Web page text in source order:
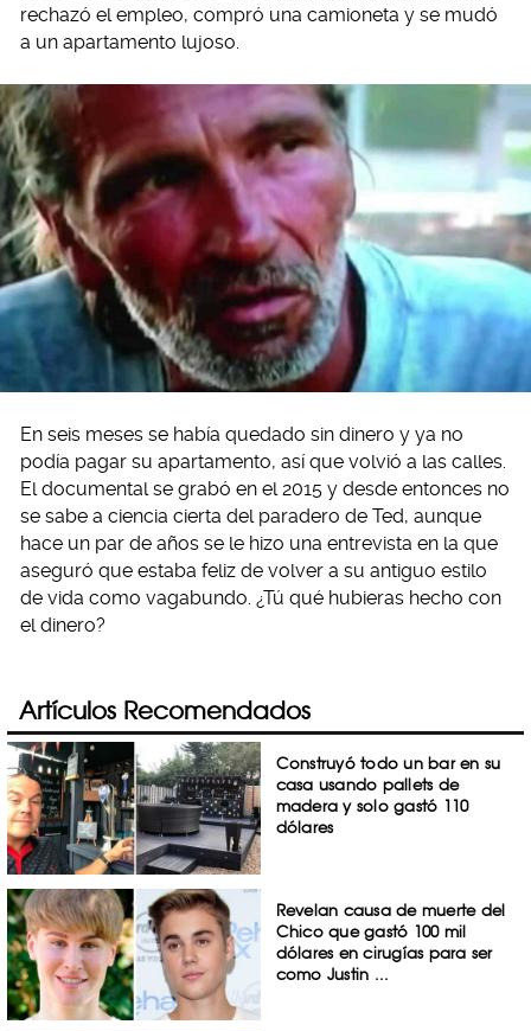
rechazó el empleo, compró una camioneta y se mudó
a un apartamento lujoso.
En seis meses se había quedado sin dinero y ya no
podía pagar su apartamento, así que volvió a las calles.
El documental se grabó en el 2015 y desde entonces no
se sabe a ciencia cierta del paradero de Ted, aunque
hace un par de años se le hizo una entrevista en la que
aseguró que estaba feliz de volver a su antiguo estilo
de vida como vagabundo. ¿Tú qué hubieras hecho con
el dinero?
Artículos Recomendados
Construyó todo un bar en su
casa usando pallets de
madera y solo gastó 110
dólares
Revelan causa de muerte del
Chico que gastó 100 mil
dólares en cirugías para ser
como Justin ...